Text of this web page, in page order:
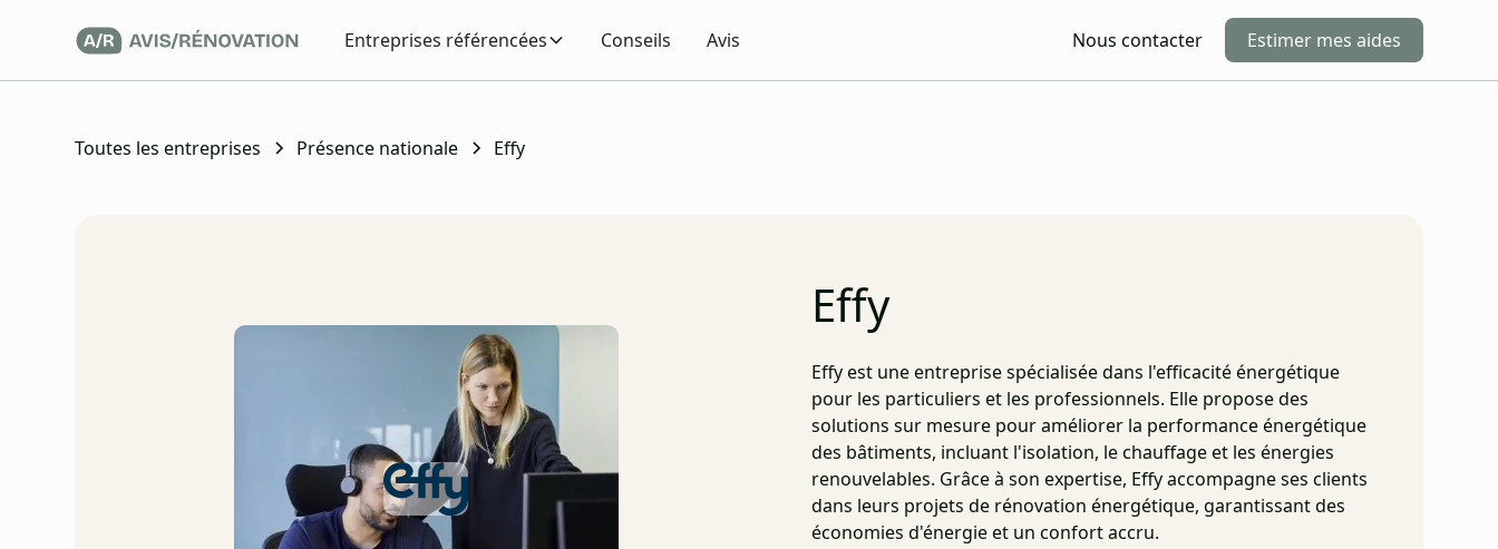
Entreprises référencées Conseils Avis Nous contacter Estimer mes aides
Toutes les entreprises Présence nationale Effy
Effy
Effy est une entreprise spécialisée dans l'efficacité énergétique
pour les particuliers et les professionnels. Elle propose des
solutions sur mesure pour améliorer la performance énergétique
des bâtiments, incluant l'isolation, le chauffage et les énergies
renouvelables. Grâce à son expertise, Effy accompagne ses clients
dans leurs projets de rénovation énergétique, garantissant des
économies d'énergie et un confort accru.